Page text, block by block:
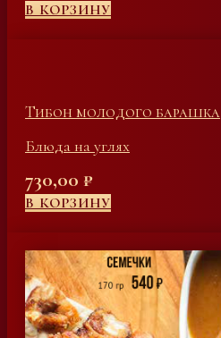
В КОРЗИНУ
Тибон молодого барашка
Блюда на углях
730,00 ₽
В КОРЗИНУ